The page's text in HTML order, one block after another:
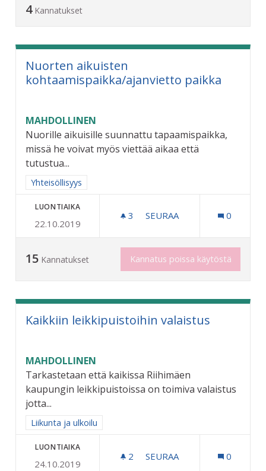
4 Kannatukset
Nuorten aikuisten
kohtaamispaikka/ajanvietto paikka
MAHDOLLINEN
Nuorille aikuisille suunnattu tapaamispaikka,
missä he voivat myös viettää aikaa että
tutustua...
Rajaa tulokset aihepiirin mukaan: Yhteisöllisyys
Yhteisöllisyys
LUONTIAIKA
22.10.2019
3 3 SEURAAJAA
SEURAA 0
15 Kannatukset Kannatus poissa käytöstä
Kaikkiin leikkipuistoihin valaistus
MAHDOLLINEN
Tarkastetaan että kaikissa Riihimäen
kaupungin leikkipuistoissa on toimiva valaistus
jotta...
Rajaa tulokset aihepiirin mukaan: Liikunta ja ulkoilu
Liikunta ja ulkoilu
LUONTIAIKA
24.10.2019
2 2 SEURAAJAA
SEURAA 0